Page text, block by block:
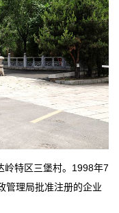
岭特区三堡村。1998年7
管理局批准注册的企业